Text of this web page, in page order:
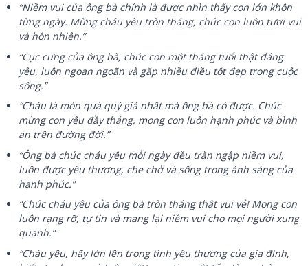
“Niềm vui của ông bà chính là được nhìn thấy con lớn khôn
từng ngày. Mừng cháu yêu tròn tháng, chúc con luôn tươi vui
và hồn nhiên.”
“Cục cưng của ông bà, chúc con một tháng tuổi thật đáng
yêu, luôn ngoan ngoãn và gặp nhiều điều tốt đẹp trong cuộc
sống.”
“Cháu là món quà quý giá nhất mà ông bà có được. Chúc
mừng con yêu đầy tháng, mong con luôn hạnh phúc và bình
an trên đường đời.”
“Ông bà chúc cháu yêu mỗi ngày đều tràn ngập niềm vui,
luôn được yêu thương, che chở và sống trong ánh sáng của
hạnh phúc.”
“Chúc cháu yêu của ông bà tròn tháng thật vui vẻ! Mong con
luôn rạng rỡ, tự tin và mang lại niềm vui cho mọi người xung
quanh.”
“Cháu yêu, hãy lớn lên trong tình yêu thương của gia đình,